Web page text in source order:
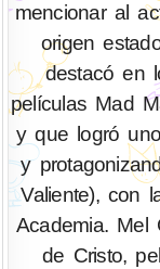
mencionar al
origen
destacó en
películas Mad
y que logró
y
Valiente), con
Academia. Mel
de Cristo,